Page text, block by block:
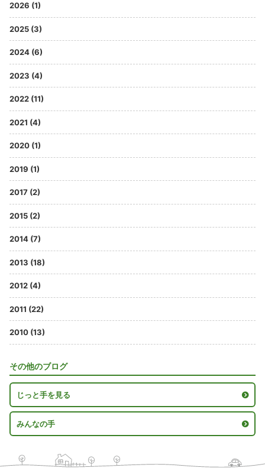
2026 (1)
2025 (3)
2024 (6)
2023 (4)
2022 (11)
2021 (4)
2020 (1)
2019 (1)
2017 (2)
2015 (2)
2014 (7)
2013 (18)
2012 (4)
2011 (22)
2010 (13)
その他のブログ
じっと手を見る
みんなの手